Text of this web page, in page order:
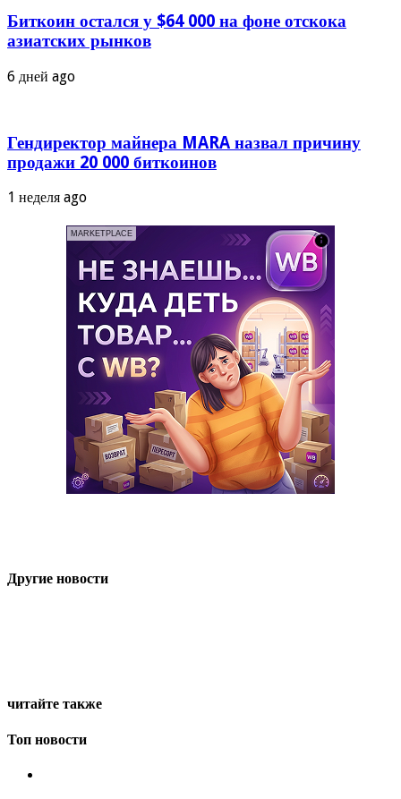
Биткоин остался у $64 000 на фоне отскока
азиатских рынков
6 дней ago
Гендиректор майнера MARA назвал причину
продажи 20 000 биткоинов
1 неделя ago
MARKETPLACE
Другие новости
читайте также
Топ новости